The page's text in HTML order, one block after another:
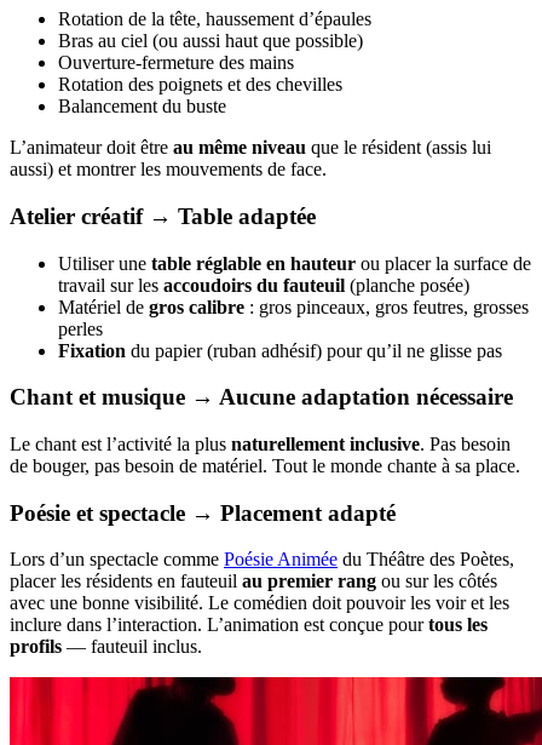
Rotation de la tête, haussement d’épaules
Bras au ciel (ou aussi haut que possible)
Ouverture-fermeture des mains
Rotation des poignets et des chevilles
Balancement du buste
L’animateur doit être au même niveau que le résident (assis lui
aussi) et montrer les mouvements de face.
Atelier créatif → Table adaptée
Utiliser une table réglable en hauteur ou placer la surface de
travail sur les accoudoirs du fauteuil (planche posée)
Matériel de gros calibre : gros pinceaux, gros feutres, grosses
perles
Fixation du papier (ruban adhésif) pour qu’il ne glisse pas
Chant et musique → Aucune adaptation nécessaire
Le chant est l’activité la plus naturellement inclusive. Pas besoin
de bouger, pas besoin de matériel. Tout le monde chante à sa place.
Poésie et spectacle → Placement adapté
Lors d’un spectacle comme Poésie Animée du Théâtre des Poètes,
placer les résidents en fauteuil au premier rang ou sur les côtés
avec une bonne visibilité. Le comédien doit pouvoir les voir et les
inclure dans l’interaction. L’animation est conçue pourtous les
profils — fauteuil inclus.